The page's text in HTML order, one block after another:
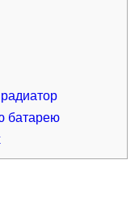
батарею